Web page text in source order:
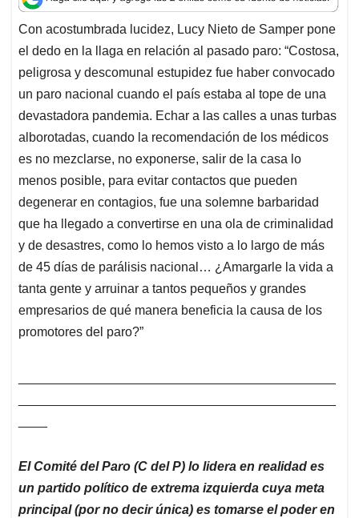
t
s
A
p
p
e
b
o
o
k
k
e
d
I
n
i
l
e
a
d
s
Con acostumbrada lucidez, Lucy Nieto de Samper pone
el dedo en la llaga en relación al pasado paro: “Costosa,
peligrosa y descomunal estupidez fue haber convocado
un paro nacional cuando el país estaba al tope de una
devastadora pandemia. Echar a las calles a unas turbas
alborotadas, cuando la recomendación de los médicos
es no mezclarse, no exponerse, salir de la casa lo
menos posible, para evitar contactos que pueden
degenerar en contagios, fue una solemne barbaridad
que ha llegado a convertirse en una ola de criminalidad
y de desastres, como lo hemos visto a lo largo de más
de 45 días de parálisis nacional… ¿Amargarle la vida a
tanta gente y arruinar a tantos pequeños y grandes
empresarios de qué manera beneficia la causa de los
promotores del paro?”
El Comité del Paro (C del P) lo lidera en realidad es
un partido político de extrema izquierda cuya meta
principal (por no decir única) es tomarse el poder en